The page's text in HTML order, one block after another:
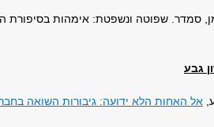
גבע
אל האחות הלא ידועה: גיבורות השואה